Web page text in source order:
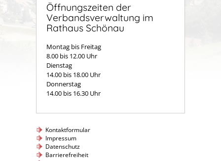
Öffnungszeiten der
Verbandsverwaltung im
Rathaus Schönau
Montag bis Freitag
8.00 bis 12.00 Uhr
Dienstag
14.00 bis 18.00 Uhr
Donnerstag
14.00 bis 16.30 Uhr
Kontaktformular
Impressum
Datenschutz
Barrierefreiheit